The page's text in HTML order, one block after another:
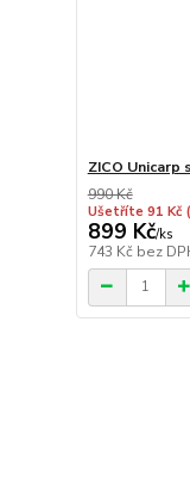
ZICO
990 Kč
Ušetříte 91 Kč
899 Kč/ks
743 Kč bez